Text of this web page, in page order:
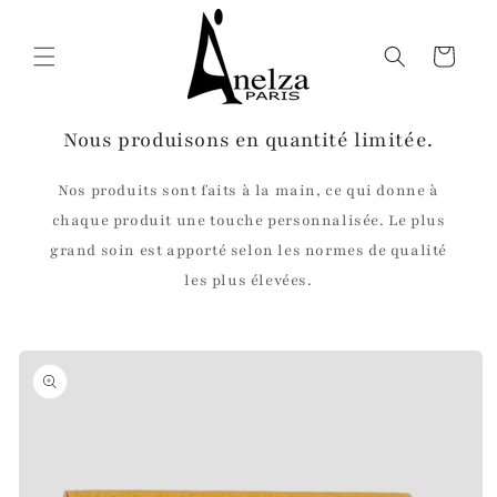
au
contenu
Panier
Nous produisons en quantité limitée.
Nos produits sont faits à la main, ce qui donne à
chaque produit une touche personnalisée. Le plus
grand soin est apporté selon les normes de qualité
les plus élevées.
Passer aux
informations
produits